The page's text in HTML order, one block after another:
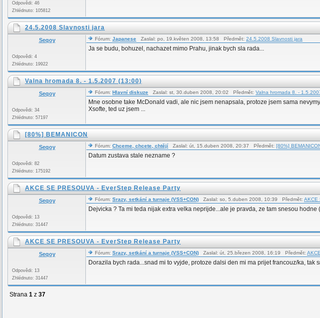
Odpovědi: 46
Zhlédnuto: 105812
24.5.2008 Slavnosti jara
Seqoy
Odpovědi: 4
Zhlédnuto: 19922
Fórum: Japanese Zaslal: po, 19.květen 2008, 13:58 Předmět: 24.5.2008 Slavnosti jara
Ja se budu, bohuzel, nachazet mimo Prahu, jinak bych sla rada...
Valna hromada 8. - 1.5.2007 (13:00)
Seqoy
Odpovědi: 34
Zhlédnuto: 57197
Fórum: Hlavní diskuze Zaslal: st, 30.duben 2008, 20:02 Předmět: Valna hromada 8. -
Mne osobne take McDonald vadi, ale nic jsem nenapsala, protoze jsem sama
Xsofte, ted uz jsem ...
[80%] BEMANICON
Seqoy
Odpovědi: 82
Zhlédnuto: 175192
Fórum: Chceme, chcete, chtějí Zaslal: út, 15.duben 2008, 20:37 Předmět: [80%]
Datum zustava stale nezname ?
AKCE SE PRESOUVA - EverStep Release Party
Seqoy
Odpovědi: 13
Zhlédnuto: 31447
Fórum: Srazy, setkání a turnaje (VSS+CON) Zaslal: so, 5.duben 2008, 10:39 Předmět: AKCE
Dejvicka ? Ta mi teda nijak extra velka neprijde...ale je pravda, ze tam snesou
AKCE SE PRESOUVA - EverStep Release Party
Seqoy
Odpovědi: 13
Zhlédnuto: 31447
Fórum: Srazy, setkání a turnaje (VSS+CON) Zaslal: út, 25.březen 2008, 16:19 Předmět:
Dorazila bych rada...snad mi to vyjde, protoze dalsi den mi ma prijet francouz/ka,
Strana 1 z 37